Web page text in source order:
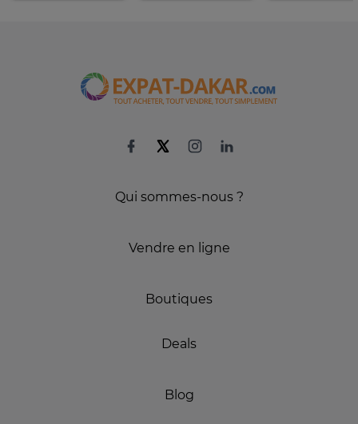
Qui sommes-nous ?
Vendre en ligne
Boutiques
Deals
Blog